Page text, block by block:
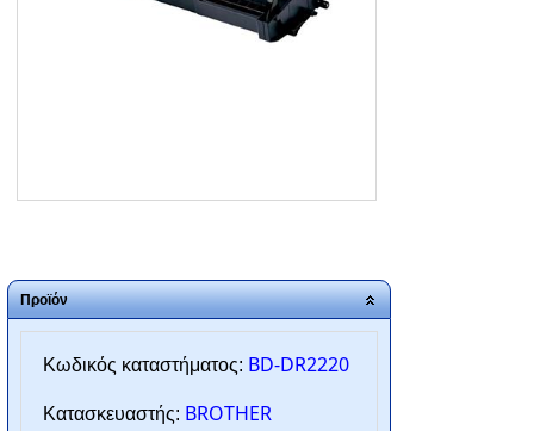
Προϊόν
Κωδικός καταστήματος: BD-DR2220
Κατασκευαστής: BROTHER